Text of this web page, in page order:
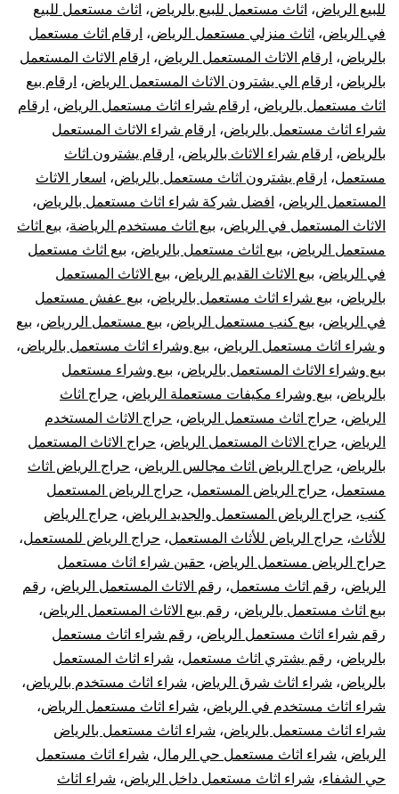
للبيع الرياض، اثاث مستعمل للبيع بالرياض، اثاث مستعمل للبيع
في الرياض، اثاث منزلي مستعمل الرياض، ارقام اثاث مستعمل
بالرياض، ارقام الاثاث المستعمل الرياض، ارقام الاثاث المستعمل
بالرياض، ارقام الي يشترون الاثاث المستعمل الرياض، ارقام بيع
اثاث مستعمل بالرياض، ارقام شراء اثاث مستعمل الرياض، ارقام
شراء اثاث مستعمل بالرياض، ارقام شراء الاثاث المستعمل
بالرياض، ارقام شراء الاثاث بالرياض، ارقام يشترون اثاث
مستعمل، ارقام يشترون اثاث مستعمل بالرياض، اسعار الاثاث
المستعمل الرياض، افضل شركة شراء اثاث مستعمل بالرياض،
الاثاث المستعمل في الرياض، بيع اثاث مستخدم الرياضة، بيع اثاث
مستعمل الرياض، بيع اثاث مستعمل بالرياض، بيع اثاث مستعمل
في الرياض، بيع الاثاث القديم الرياض، بيع الاثاث المستعمل
بالرياض، بيع شراء اثاث مستعمل بالرياض، بيع عفش مستعمل
في الرياض، بيع كنب مستعمل الرياض، بيع مستعمل الررياض، بيع
و شراء اثاث مستعمل الرياض، بيع وشراء اثاث مستعمل بالرياض،
بيع وشراء الاثاث المستعمل بالرياض، بيع وشراء مستعمل
بالرياض، بيع وشراء مكيفات مستعملة الرياض، حراج اثاث
الرياض، حراج اثاث مستعمل الرياض، حراج الاثاث المستخدم
الرياض، حراج الاثاث المستعمل الرياض، حراج الاثاث المستعمل
بالرياض، حراج الرياض اثاث مجالس الرياض، حراج الرياض اثاث
مستعمل، حراج الرياض المستعمل، حراج الرياض المستعمل
كنب، حراج الرياض المستعمل والجديد الرياض، حراج الرياض
للأثاث، حراج الرياض للأثاث المستعمل، حراج الرياض للمستعمل،
حراج الرياض مستعمل الرياض، حقين شراء اثاث مستعمل
الرياض، رقم اثاث مستعمل، رقم الاثاث المستعمل الرياض، رقم
بيع اثاث مستعمل بالرياض، رقم بيع الاثاث المستعمل الرياض،
رقم شراء اثاث مستعمل الرياض، رقم شراء اثاث مستعمل
بالرياض، رقم يشتري اثاث مستعمل، شراء اثاث المستعمل
بالرياض، شراء اثاث شرق الرياض، شراء اثاث مستخدم بالرياض،
شراء اثاث مستخدم في الرياض، شراء اثاث مستعمل الرياض،
شراء اثاث مستعمل بالرياض، شراء اثاث مستعمل بالرياض
الرياض، شراء اثاث مستعمل حي الرمال، شراء اثاث مستعمل
حي الشفاء، شراء اثاث مستعمل داخل الرياض، شراء اثاث